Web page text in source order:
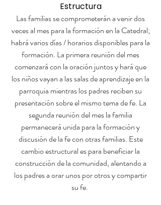
Estructura
Las familias se comprometerán a venir dos
veces al mes para la formación en la Catedral;
habrá varios días / horarios disponibles para la
formación. La primera reunión del mes
comenzará con la oración juntos y hará que
los niños vayan a las salas de aprendizaje en la
parroquia mientras los padres reciben su
presentación sobre el mismo tema de fe. La
segunda reunión del mes la familia
permanecerá unida para la formación y
discusión de la fe con otras familias. Este
cambio estructural es para beneficiar la
construcción de la comunidad, alentando a
los padres a orar unos por otros y compartir
su fe.